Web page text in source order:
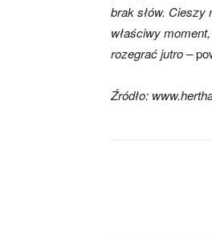
brak słów. Cieszy
właściwy
rozegrać jutro –
Źródło: